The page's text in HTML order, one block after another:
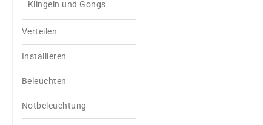
Klingeln und Gongs
Verteilen
Installieren
Beleuchten
Notbeleuchtung